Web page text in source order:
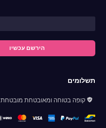
<\/
הירשם עכשיו
תשלומים
קופה בטוחה ומאובטחת